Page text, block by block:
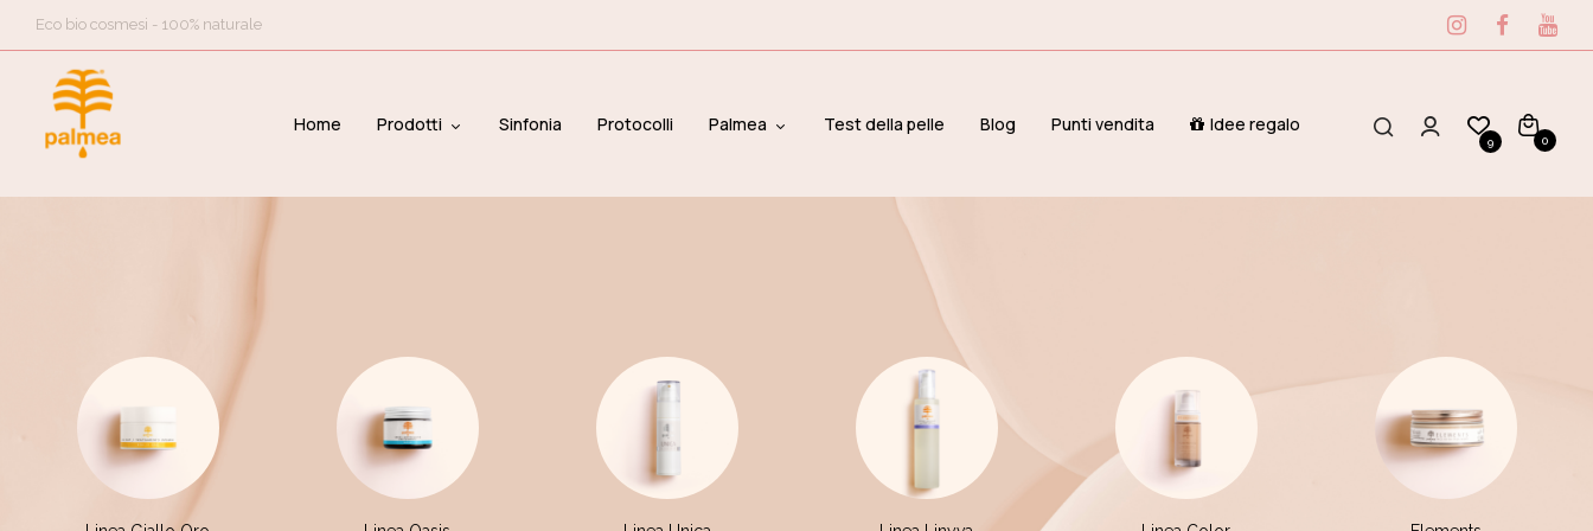
Eco bio cosmesi - 100% naturale
Home Prodotti Sinfonia Protocolli Palmea Test della pelle Blog Punti vendita Idee regalo
9 0